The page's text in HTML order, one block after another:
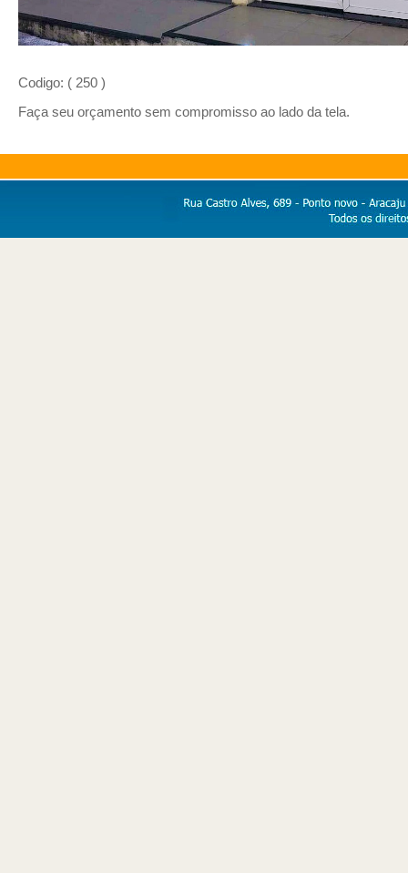
Codigo: ( 250 )
Faça seu orçamento sem compromisso ao lado da tela.